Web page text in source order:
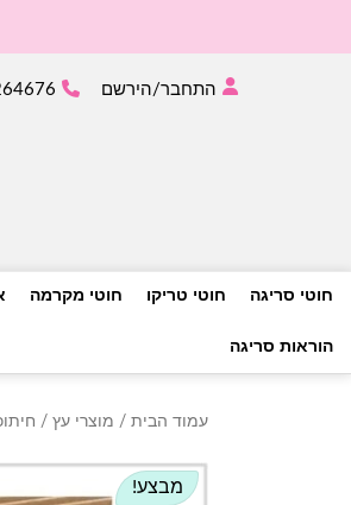
התחבר/הירשם 050-8824996
חוטי סריגה חוטי טריקו חוטי מקרמה
הוראות סריגה
עמוד הבית / מוצרי עץ /
מבצע!